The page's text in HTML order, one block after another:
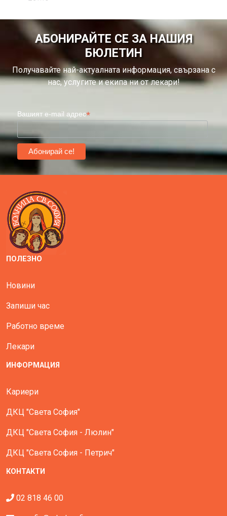
АБОНИРАЙТЕ СЕ ЗА НАШИЯ
БЮЛЕТИН
Получавайте най-актуалната информация, свързана с
нас, услугите и екипа ни от лекари!
Вашият e-mail адрес*
ПОЛЕЗНО
Новини
Запиши час
Работно време
Лекари
ИНФОРМАЦИЯ
Кариери
ДКЦ "Света София"
ДКЦ "Света София - Люлин"
ДКЦ "Света София - Петрич"
КОНТАКТИ
02 818 46 00